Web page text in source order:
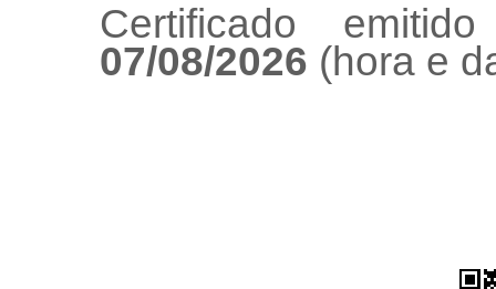
Certificado
07/08/2026 (hora e